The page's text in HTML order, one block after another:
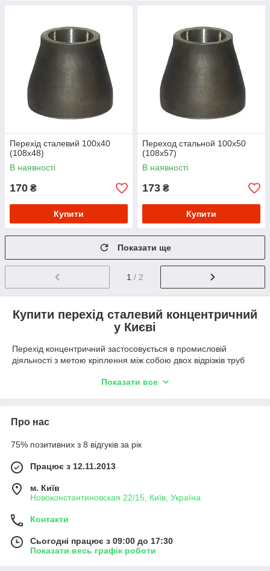
Перехід сталевий 100х40
(108х48)
В наявності
170 ₴
Купити
Переход стальной 100х50
(108х57)
В наявності
173 ₴
Купити
Показати ще
1 / 2
Купити перехід сталевий концентричний
у Києві
Перехід концентричний застосовується в промисловій
діяльності з метою кріплення між собою двох відрізків труб
герметичності. Варто зазначити, що на практиці деталі такого
Пароводяна суміш;
Важливо розуміти, що можливість використання виробу з
агресивним і неагресивним робочим середовищем
визначається матеріалом, що використовується в процесі
виробництва. На практиці різновиди матеріалів виглядають
так:
09г2с;
Показати все
Про нас
75% позитивних з 8 відгуків за рік
Працює з 12.11.2013
м. Київ
Новоконстантиновская 22/15, Київ, Україна
Контакти
Сьогодні працює з 09:00 до 17:30
Показати весь графік роботи